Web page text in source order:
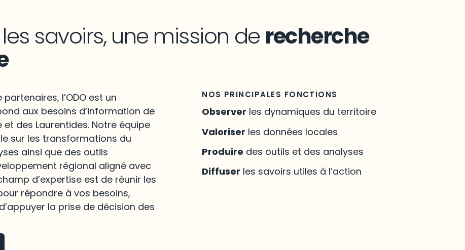
savoirs, une mission de recherche
l’ODO est un
aux besoins d’information de
et des Laurentides. Notre équipe
sur les transformations du
ainsi que des outils
régional aligné avec
d’expertise est de réunir les
répondre à vos besoins,
la prise de décision des
NOS PRINCIPALES FONCTIONS
Observer les dynamiques du territoire
Valoriser les données locales
Produire des outils et des analyses
Diffuser les savoirs utiles à l’action